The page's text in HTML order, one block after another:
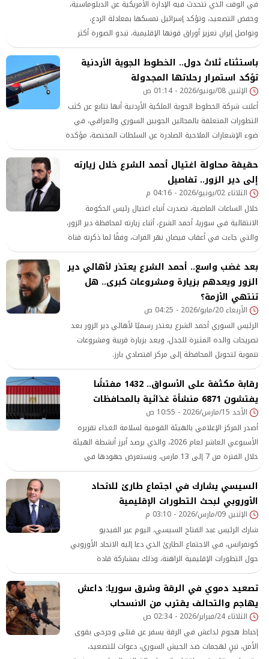
في الوقت الذي تتحدث فيه الإدارة الأمريكية عن الدبلوماسية،
وخفض التصعيد، وتؤكد إسرائيل تمسكها بمعادلة الردع،
وتواصل إيران تعزيز أوراق قوتها الإقليمية، تبدو الصورة أكثر
تعقيدًا مما توحي به التصريحات الرسمية، فالجولة الأخيرة من
المواجهة لم تحسم الصراع
باستثناء ثلاث دول.. الخطوط الجوية الأردنية
تؤكد استمرار رحلاتها المجدولة
الإثنين 08/يونيو/2026 - 01:14 ص
أعلنت شركة الخطوط الجوية الملكية الأردنية أنها تتابع عن كثب
التطورات المتعلقة بالمجالين الجويين السوري والعراقي، في
ضوء الإشعارات الملاحية الصادرة عن السلطات المختصة، مؤكدة
أن رحلاتها المجدولة مستمرة كالمعتاد باستثناء الرحلات
المتجهة إلى العراق وسوريا ولبنان. وقالت الشركة في بيان إنه
تم الإعلان عن إغلاق
حقيقة محاولة اغتيال أحمد الشرع خلال زيارته
إلى دير الزور.. تفاصيل
الثلاثاء 02/يونيو/2026 - 04:16 م
خلال الساعات الماضية، تصدرت أنباء اغتيال رئيس الحكومة
الانتقالية في سوريا، أحمد الشرع، أثناء زيارته لمحافظة دير الزور،
والتي جاءت في أعقاب فيضان نهر الفرات، وفقًا لما ذكرته قناة
السومرية.
بعد غضب واسع.. أحمد الشرع يعتذر لأهالي دير
الزور ويعدهم بزيارة ومشروعات كبرى.. هل
تنتهي الأزمة؟
الأربعاء 20/مايو/2026 - 04:25 ص
الرئيس السوري أحمد الشرع يعتذر رسميًا لأهالي دير الزور بعد
تصريحات والده المثيرة للجدل، ويعد بزيارة قريبة ومشروعات
تنموية لتحويل المحافظة إلى مركز اقتصادي بارز.
رقابة مكثفة على الأسواق.. 1432 مفتشًا
يفتشون 6871 منشأة غذائية بالمحافظات
الأحد 15/مارس/2026 - 10:55 ص
أصدر المركز الإعلامي بالهيئة القومية لسلامة الغذاء تقريره
الأسبوعي العاشر لعام 2026، والذي يرصد أبرز أنشطة الهيئة
خلال الفترة من 7 إلى 13 مارس، ويستعرض جهودها في
الرقابة على الأسواق والمنشآت الغذائية، إلى جانب متابعة
حركة الصادرات والواردات الغذائية. وأوضح التقرير أن عدد
الرسائل الغذائية المصدرة خلال
السيسي يشارك في اجتماع طارئ للاتحاد
الأوروبي لبحث التطورات الإقليمية
الإثنين 09/مارس/2026 - 03:10 م
شارك الرئيس عبد الفتاح السيسي، اليوم عبر الفيديو
كونفرانس، في الاجتماع الطارئ الذي دعا إليه الاتحاد الأوروبي
حول التطورات الإقليمية الراهنة، وذلك بمشاركة قادة
ومسئولي دول مجلس التعاون الخليجي ومصر والأردن ولبنان
وسوريا
تصعيد دموي في الرقة وشرق سوريا: داعش
يهاجم والتحالف يقترب من الانسحاب
الثلاثاء 24/فبراير/2026 - 02:34 ص
إحباط هجوم لداعش في الرقة يسفر عن قتلى وجرحى بقوى
الأمن، تبنٍ لهجمات ضد الجيش السوري، دعوات للتصعيد،